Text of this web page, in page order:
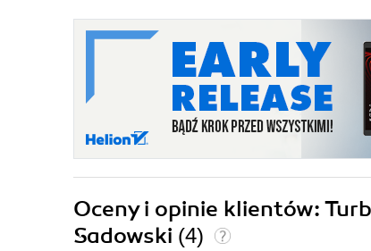
Oceny i opinie klientów:
Sadowski (4)